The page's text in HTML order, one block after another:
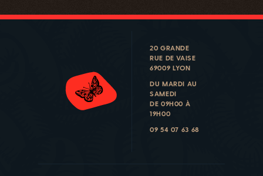
20 GRANDE
RUE DE VAISE
69009 LYON
DU MARDI AU
SAMEDI
DE 09H00 À
19H00
09 54 07 63 68